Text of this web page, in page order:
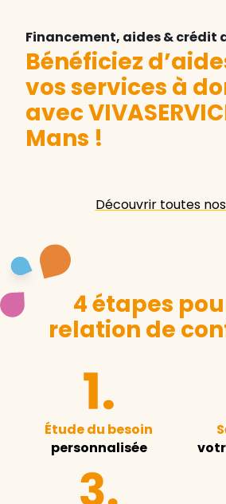
Financement, aides & crédit
Bénéficiez
vos services à
avec
Mans !
Découvrir toutes
4 étapes
relation de
Étude du besoin
personnalisée